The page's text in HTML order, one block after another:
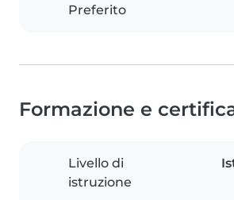
Preferito
Formazione e
Livello di
istruzione